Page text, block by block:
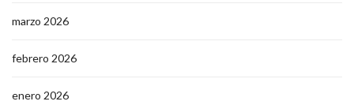
marzo 2026
febrero 2026
enero 2026